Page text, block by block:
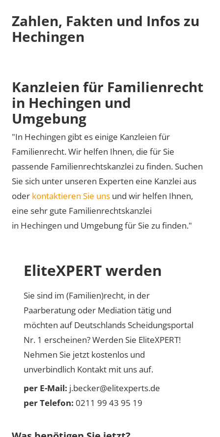
Zahlen, Fakten und Infos zu
Hechingen
Kanzleien für Familienrecht
in Hechingen und
Umgebung
"In Hechingen gibt es einige Kanzleien für
Familienrecht. Wir helfen Ihnen, die für Sie
passende Familienrechtskanzlei zu finden. Suchen
Sie sich unter unseren Experten eine Kanzlei aus
oder kontaktieren Sie uns und wir helfen Ihnen,
eine sehr gute Familienrechtskanzlei
in Hechingen und Umgebung für Sie zu finden."
EliteXPERT werden
Sie sind im (Familien)recht, in der
Paarberatung oder Mediation tätig und
möchten auf Deutschlands Scheidungsportal
Nr. 1 erscheinen? Werden Sie EliteXPERT!
Nehmen Sie jetzt kostenlos und
unverbindlich Kontakt mit uns auf.
per E-Mail: j.becker@elitexperts.de
per Telefon: 0211 99 43 95 19